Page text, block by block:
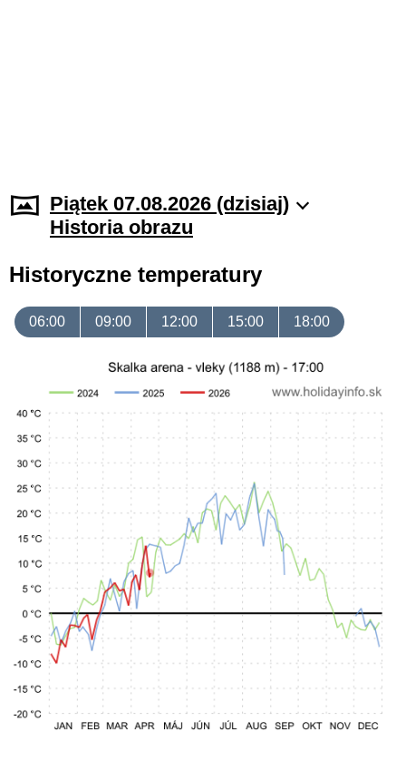
Piątek 07.08.2026 (dzisiaj)
Historia obrazu
Historyczne temperatury
06:00 09:00 12:00 15:00 18:00